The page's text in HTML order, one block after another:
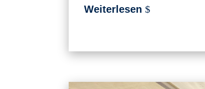
Weiterlesen